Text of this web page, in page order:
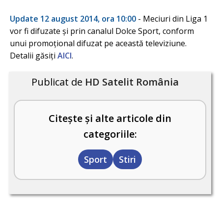
Update 12 august 2014, ora 10:00 - Meciuri din Liga 1
vor fi difuzate și prin canalul Dolce Sport, conform
unui promoțional difuzat pe această televiziune.
Detalii găsiți AICI.
Publicat de HD Satelit România
Citește și alte articole din
categoriile:
Sport Stiri